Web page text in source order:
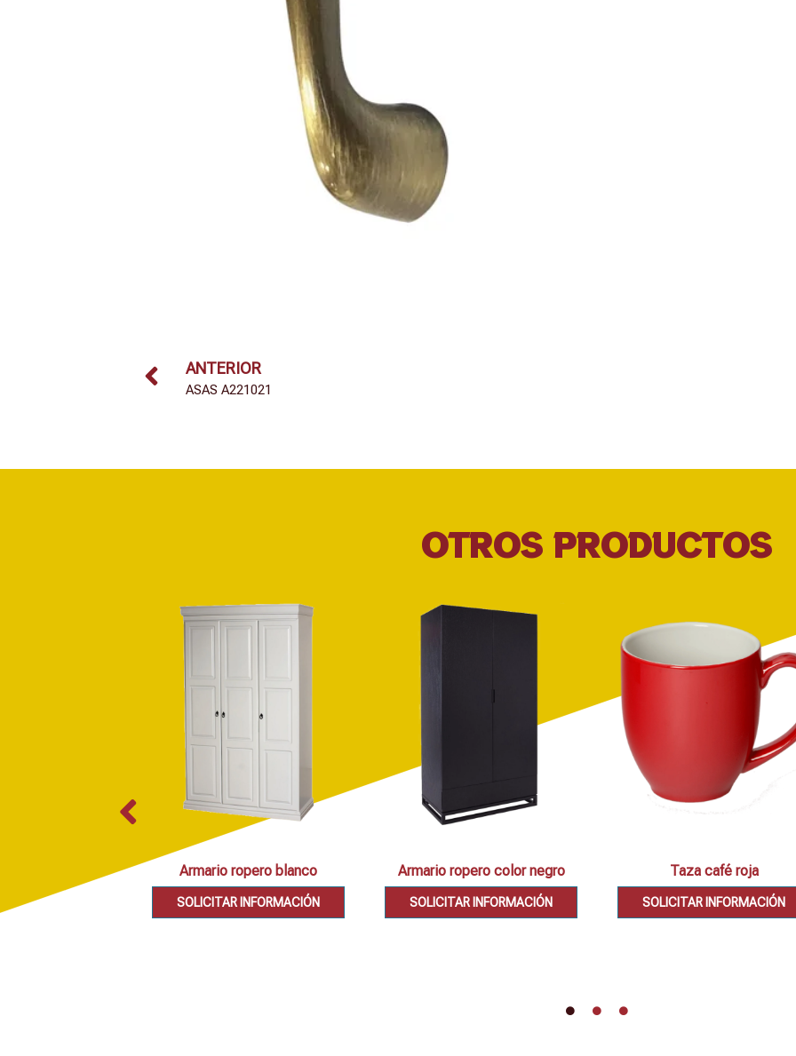
ANTERIOR
ASAS A221021
OTROS PRODUCTOS
Armario ropero blanco
SOLICITAR INFORMACIÓN
Armario ropero color negro
SOLICITAR INFORMACIÓN
Taza café roja
SOLICITAR INFORMACIÓN